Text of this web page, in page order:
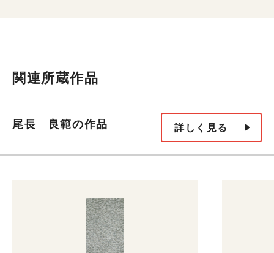
関連所蔵作品
尾長 良範の作品 詳しく見る